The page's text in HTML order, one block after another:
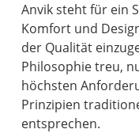
Anvik steht für ein
Komfort und
der Qualität
Philosophie treu,
höchsten
Prinzipien
entsprechen.